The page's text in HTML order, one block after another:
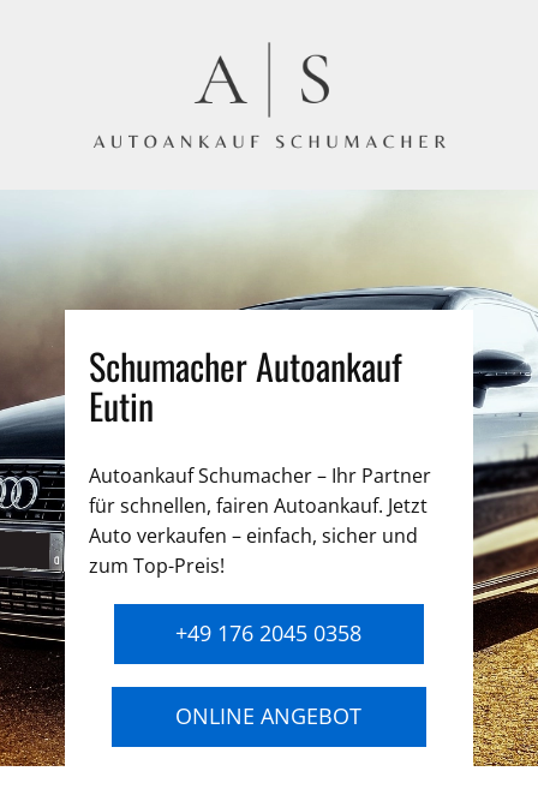
Schumacher Autoankauf
Eutin
Autoankauf Schumacher – Ihr Partner
für schnellen, fairen Autoankauf. Jetzt
Auto verkaufen – einfach, sicher und
zum Top-Preis!
+49 176 2045 0358
ONLINE ANGEBOT